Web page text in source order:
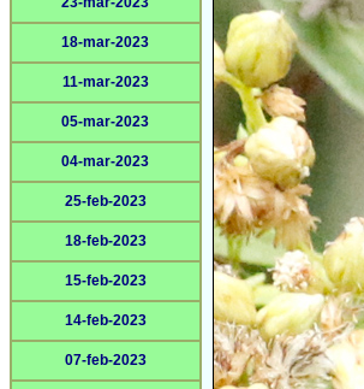
18-mar-2023
11-mar-2023
05-mar-2023
04-mar-2023
25-feb-2023
18-feb-2023
15-feb-2023
14-feb-2023
07-feb-2023